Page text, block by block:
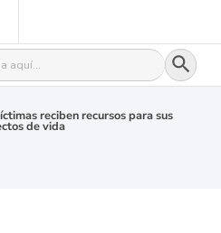
Botón
reciben recursos para sus
de vida